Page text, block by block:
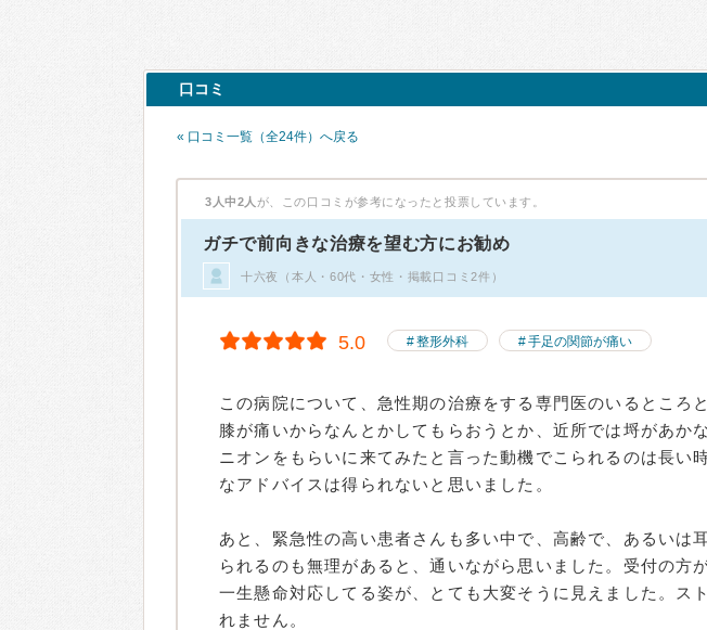
口コミ
« 口コミ一覧（全24件）へ戻る
3人中2人 が、この口コミが参考になったと投票しています。
ガチで前向きな治療を望む方にお勧め
十六夜（本人・60代・女性・掲載口コミ2件）
5.0 整形外科 手足の関節が痛い
この病院について、急性期の治療をする専門医のいるところ
膝が痛いからなんとかしてもらおうとか、近所では埒があか
ニオンをもらいに来てみたと言った動機でこられるのは長い
なアドバイスは得られないと思いました。
あと、緊急性の高い患者さんも多い中で、高齢で、あるいは
られるのも無理があると、通いながら思いました。受付の方
一生懸命対応してる姿が、とても大変そうに見えました。ス
れません。